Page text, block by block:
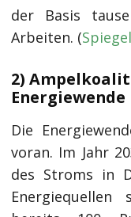
der Basis
Arbeiten. (Spiegel
2)
Energiewende
Die
voran. Im Jahr
des Stroms in